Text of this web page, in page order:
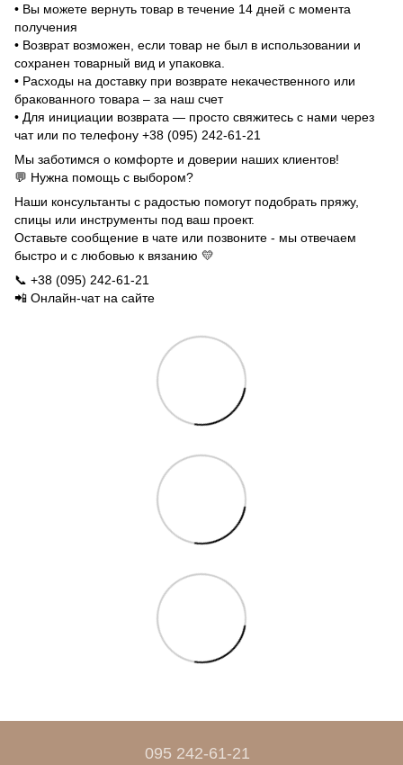
• Вы можете вернуть товар в течение 14 дней с момента
получения
• Возврат возможен, если товар не был в использовании и
сохранен товарный вид и упаковка.
• Расходы на доставку при возврате некачественного или
бракованного товара – за наш счет
• Для инициации возврата — просто свяжитесь с нами через
чат или по телефону +38 (095) 242-61-21
Мы заботимся о комфорте и доверии наших клиентов!
💬 Нужна помощь с выбором?
Наши консультанты с радостью помогут подобрать пряжу,
спицы или инструменты под ваш проект.
Оставьте сообщение в чате или позвоните - мы отвечаем
быстро и с любовью к вязанию 💛
📞 +38 (095) 242-61-21
📲 Онлайн-чат на сайте
095 242-61-21